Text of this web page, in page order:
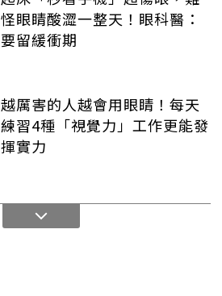
怪眼睛酸澀一整天！眼科醫：
要留緩衝期
越厲害的人越會用眼睛！每天
練習4種「視覺力」工作更能發
揮實力